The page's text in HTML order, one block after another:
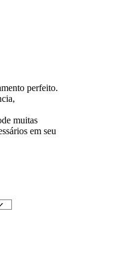
perfeito.
muitas
em seu